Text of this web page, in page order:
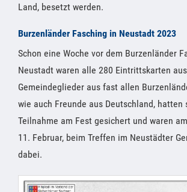
Land, besetzt werden.
Burzenländer Fasching in Neustadt 2023
Schon eine Woche vor dem Burzenländer
Neustadt waren alle 280 Eintrittskarten
Gemeindeglieder aus fast allen
wie auch Freunde aus Deutschland, hatten
Teilnahme am Fest gesichert und waren
11. Februar, beim Treffen im Neustädter
dabei.